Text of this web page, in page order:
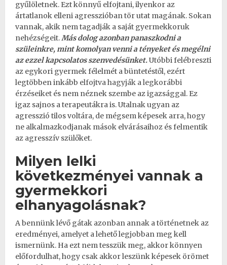
gyűlöletnek. Ezt könnyű elfojtani, ilyenkor az
ártatlanok elleni agresszióban tör utat magának. Sokan
vannak, akik nem tagadják a saját gyermekkoruk
nehézségeit.Más dolog azonban panaszkodni a
szüleinkre, mint komolyan venni a tényeket és megélni
az ezzel kapcsolatos szenvedésünket.Utóbbi felébreszti
az egykori gyermek félelmét a büntetéstől, ezért
legtöbben inkább elfojtva hagyják a legkorábbi
érzéseiket és nem néznek szembe az igazsággal. Ez
igaz sajnos a terapeutákra is. Utalnak ugyan az
agresszió tilos voltára, de mégsem képesek arra, hogy
ne alkalmazkodjanak mások elvárásaihoz és felmentik
az agresszív szülőket.
Milyen lelki
következményei vannak a
gyermekkori
elhanyagolásnak?
A bennünk lévő gátak azonban annak a történetnek az
eredményei, amelyet a lehető legjobban meg kell
ismernünk. Ha ezt nem tesszük meg, akkor könnyen
előfordulhat, hogy csak akkor leszünk képesek örömet